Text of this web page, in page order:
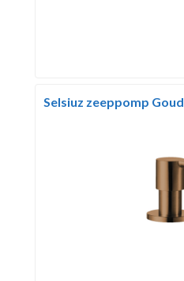
Selsiuz zeeppomp Goud